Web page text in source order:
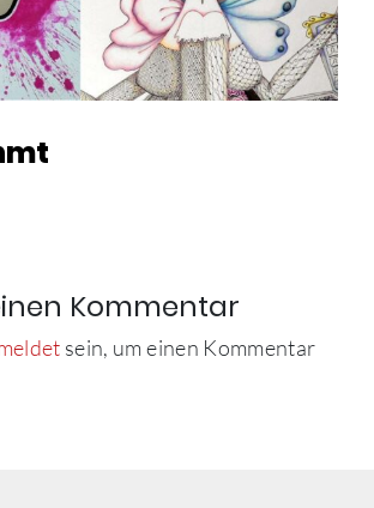
Kommentar
sein, um einen Kommentar